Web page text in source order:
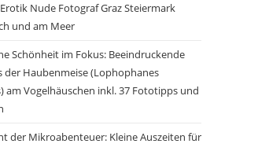
Nude Fotograf Graz Steiermark
und am Meer
Schönheit im Fokus: Beeindruckende
der Haubenmeise (Lophophanes
am Vogelhäuschen inkl. 37 Fototipps und
der Mikroabenteuer: Kleine Auszeiten für